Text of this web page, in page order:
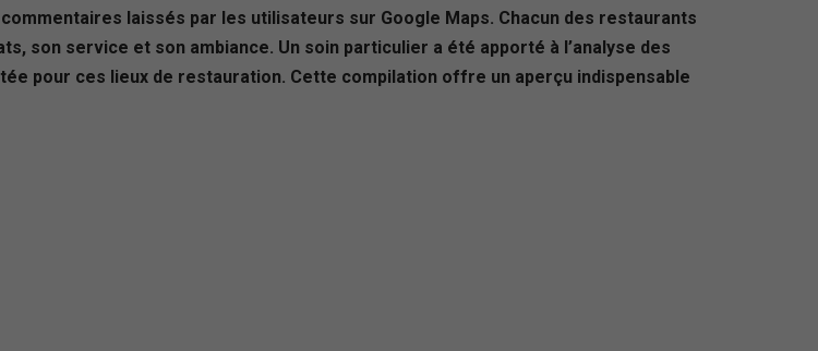
laissés par les utilisateurs sur Google Maps. Chacun des restaurants
son service et son ambiance. Un soin particulier a été apporté à l’analyse des
pour ces lieux de restauration. Cette compilation offre un aperçu indispensable